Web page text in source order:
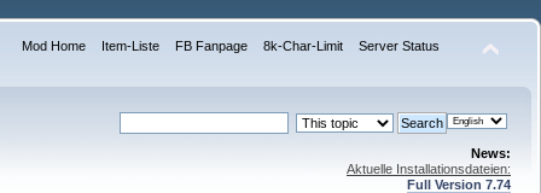
Mod Home Item-Liste FB Fanpage 8k-Char-Limit Server Status
News:
Aktuelle Installationsdateien:
Full Version 7.74